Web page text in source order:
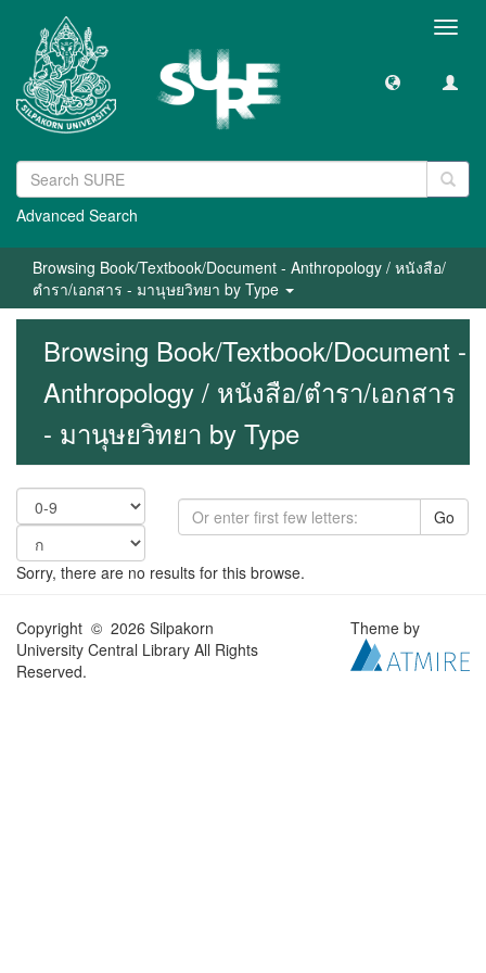
Advanced Search
Browsing Book/Textbook/Document - Anthropology / หนังสือ/
ตำรา/เอกสาร - มานุษยวิทยา by Type
Browsing Book/Textbook/Document -
Anthropology / หนังสือ/ตำรา/เอกสาร
- มานุษยวิทยา by Type
Go
Sorry, there are no results for this browse.
Copyright © 2026 Silpakorn
University Central Library All Rights
Reserved.
Theme by